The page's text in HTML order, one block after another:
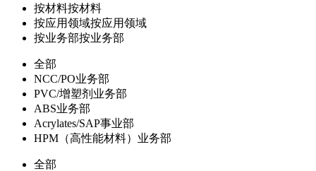
按材料按材料
按应用领域按应用领域
按业务部按业务部
全部
NCC/PO业务部
PVC/增塑剂业务部
ABS业务部
Acrylates/SAP事业部
HPM（高性能材料）业务部
全部